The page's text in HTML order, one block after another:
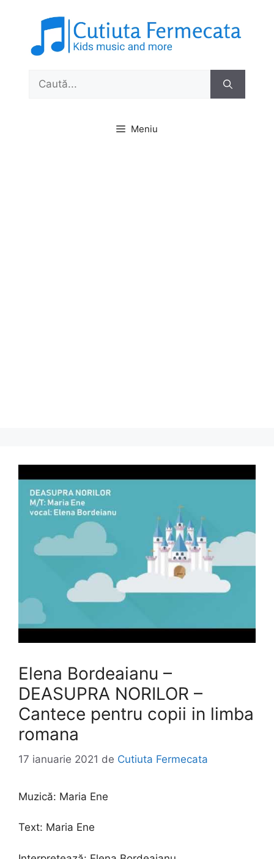
Caută
Meniu
Elena Bordeaianu –
DEASUPRA NORILOR –
Cantece pentru copii in limba
romana
17 ianuarie 2021 de Cutiuta Fermecata
Muzică: Maria Ene
Text: Maria Ene